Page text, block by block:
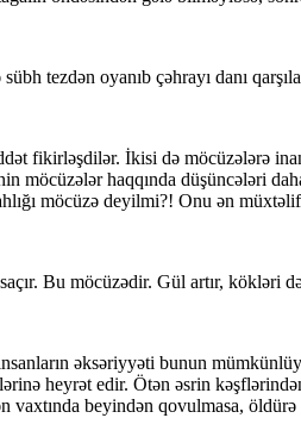
tezdən oyanıb çəhrayı danı
fikirləşdilər. İkisi də möcüzələrə
möcüzələr haqqında düşüncələri
möcüzə deyilmi?! Onu ən
saçır. Bu möcüzədir. Gül artır,
əksəriyyəti bunun
heyrət edir. Ötən əsrin
vaxtında beyindən qovulmasa,